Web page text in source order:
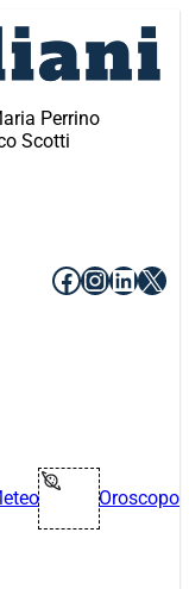
Perrino
Scotti
Facebook
X
Oroscopo